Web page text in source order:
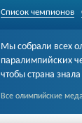
Список чемпионов
Мы собрали всех
паралимпийских
чтобы страна
Все олимпийские